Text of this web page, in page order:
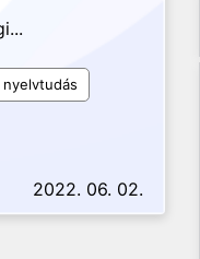
2022. 06. 02.